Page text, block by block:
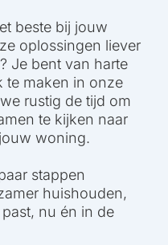
beste bij jouw
oplossingen liever
Je bent van harte
te maken in onze
rustig de tijd om
te kijken naar
woning.
stappen
huishouden,
nu én in de